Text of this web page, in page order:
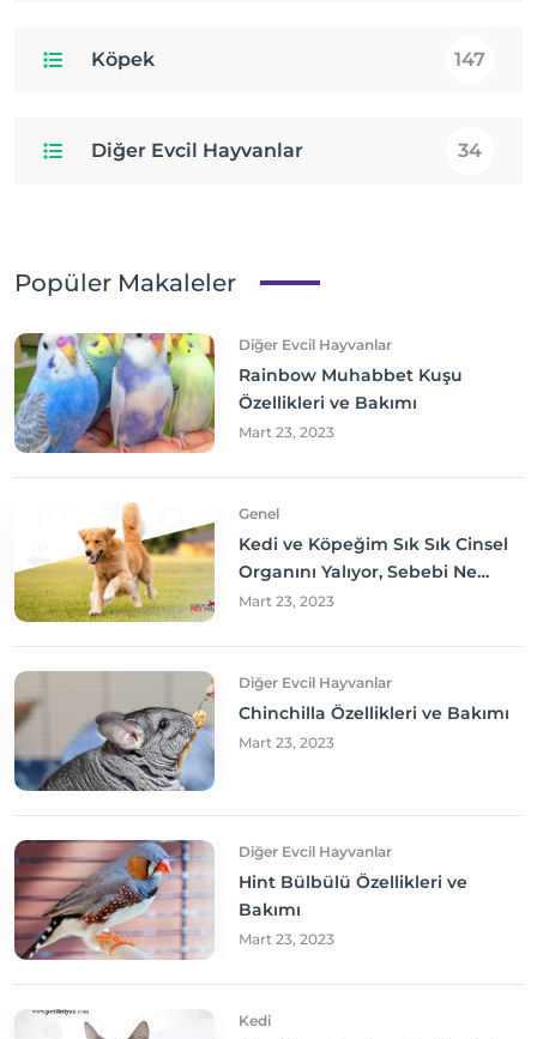
Köpek 147
Diğer Evcil Hayvanlar 34
Popüler Makaleler
Diğer Evcil Hayvanlar
Rainbow Muhabbet Kuşu
Özellikleri ve Bakımı
Mart 23, 2023
Genel
Kedi ve Köpeğim Sık Sık Cinsel
Organını Yalıyor, Sebebi Ne
Olabilir? Neler yapmalıyım?
Mart 23, 2023
Diğer Evcil Hayvanlar
Chinchilla Özellikleri ve Bakımı
Mart 23, 2023
Diğer Evcil Hayvanlar
Hint Bülbülü Özellikleri ve
Bakımı
Mart 23, 2023
Kedi